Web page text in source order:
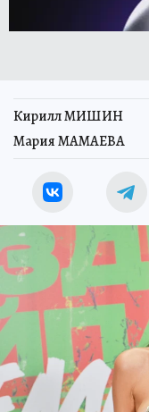
Кирилл МИШИН
Мария МАМАЕВА